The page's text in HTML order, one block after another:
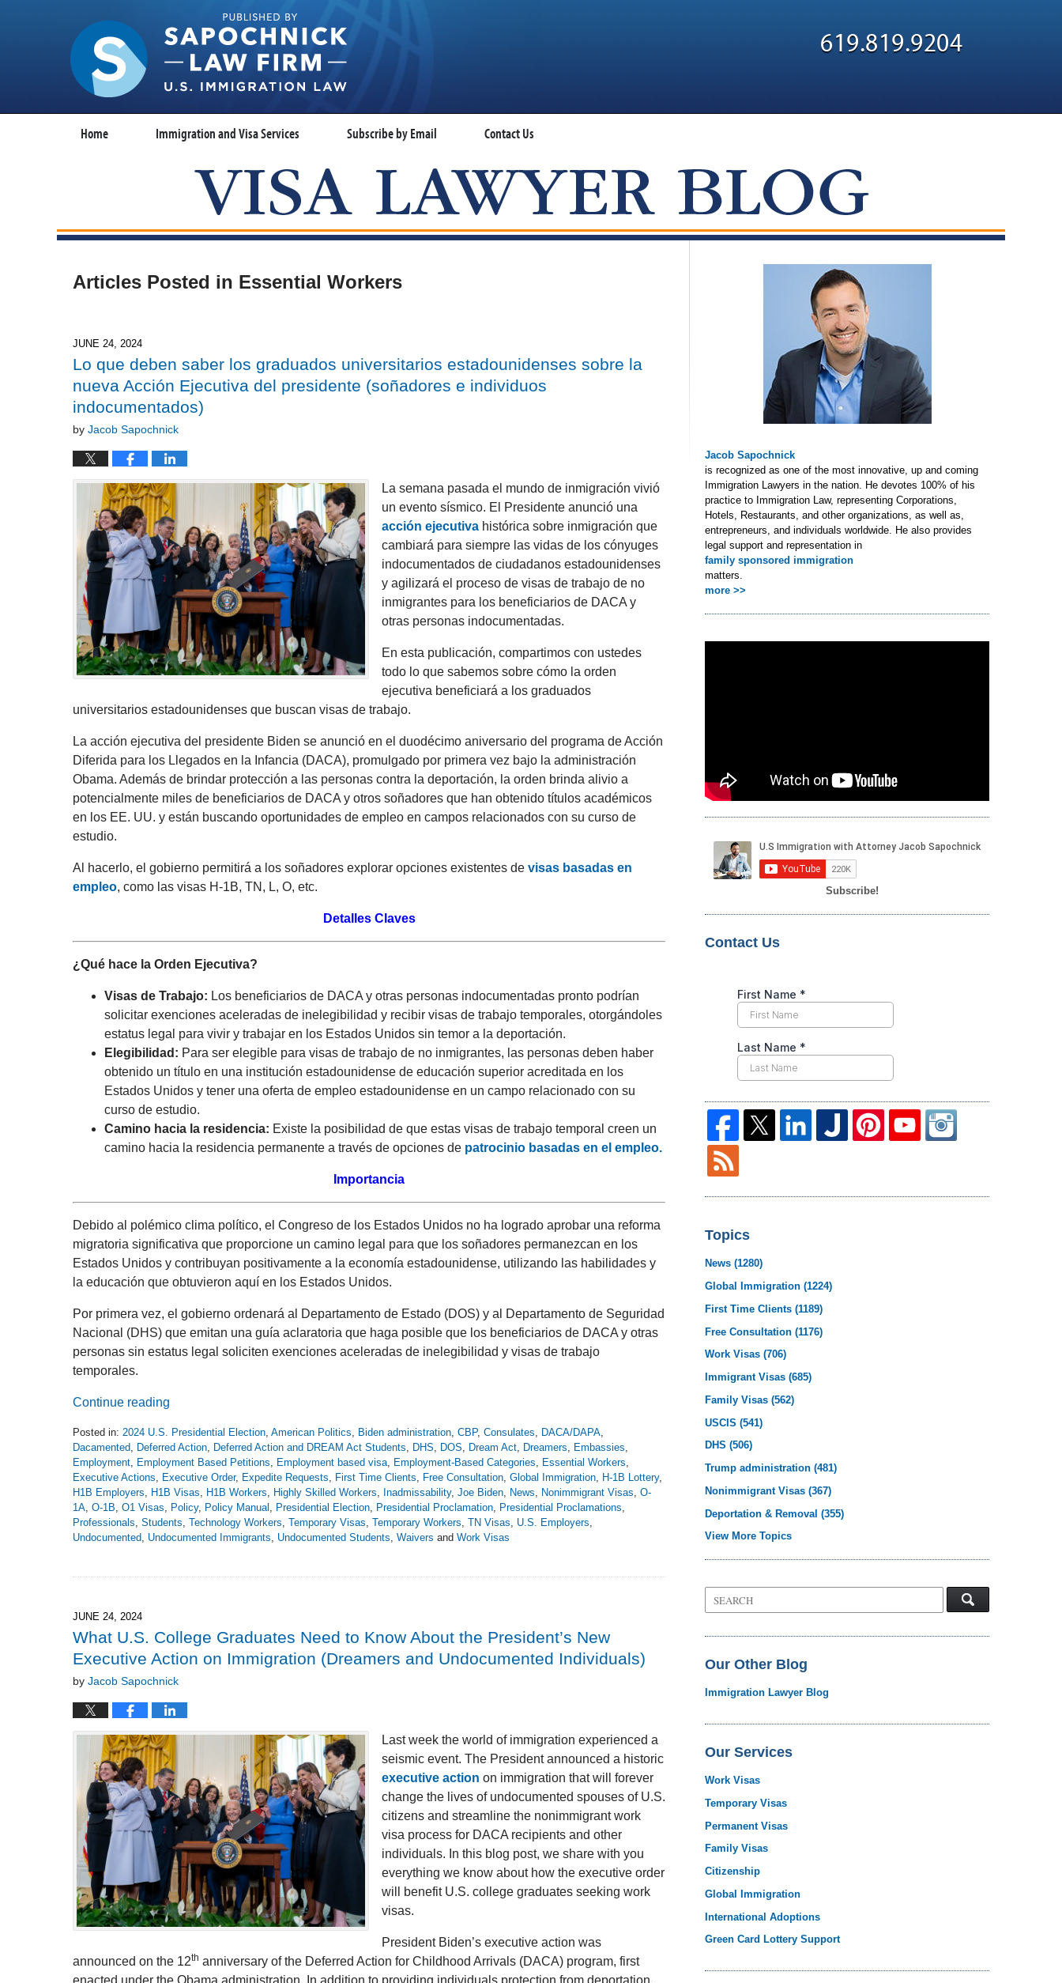
Home Immigration and Visa Services Subscribe by Email Contact Us
619.819.9204
VISA LAWYER BLOG
Articles Posted in Essential Workers
JUNE 24, 2024
Lo que deben saber los graduados universitarios estadounidenses sobre la
nueva Acción Ejecutiva del presidente (soñadores e individuos
indocumentados)
by Jacob Sapochnick
La semana pasada el mundo de inmigración vivió
un evento sísmico. El Presidente anunció una
acción ejecutiva histórica sobre inmigración que
cambiará para siempre las vidas de los cónyuges
indocumentados de ciudadanos estadounidenses
y agilizará el proceso de visas de trabajo de no
inmigrantes para los beneficiarios de DACA y
otras personas indocumentadas.
En esta publicación, compartimos con ustedes
todo lo que sabemos sobre cómo la orden
ejecutiva beneficiará a los graduados
universitarios estadounidenses que buscan visas de trabajo.
La acción ejecutiva del presidente Biden se anunció en el duodécimo aniversario del programa de Acción
Diferida para los Llegados en la Infancia (DACA), promulgado por primera vez bajo la administración
Obama. Además de brindar protección a las personas contra la deportación, la orden brinda alivio a
potencialmente miles de beneficiarios de DACA y otros soñadores que han obtenido títulos académicos
en los EE. UU. y están buscando oportunidades de empleo en campos relacionados con su curso de
estudio.
Al hacerlo, el gobierno permitirá a los soñadores explorar opciones existentes de visas basadas en
empleo, como las visas H-1B, TN, L, O, etc.
Detalles Claves
¿Qué hace la Orden Ejecutiva?
Visas de Trabajo: Los beneficiarios de DACA y otras personas indocumentadas pronto podrían
solicitar exenciones aceleradas de inelegibilidad y recibir visas de trabajo temporales, otorgándoles
estatus legal para vivir y trabajar en los Estados Unidos sin temor a la deportación.
Elegibilidad: Para ser elegible para visas de trabajo de no inmigrantes, las personas deben haber
obtenido un título en una institución estadounidense de educación superior acreditada en los
Estados Unidos y tener una oferta de empleo estadounidense en un campo relacionado con su
curso de estudio.
Camino hacia la residencia: Existe la posibilidad de que estas visas de trabajo temporal creen un
camino hacia la residencia permanente a través de opciones de patrocinio basadas en el empleo.
Importancia
Debido al polémico clima político, el Congreso de los Estados Unidos no ha logrado aprobar una reforma
migratoria significativa que proporcione un camino legal para que los soñadores permanezcan en los
Estados Unidos y contribuyan positivamente a la economía estadounidense, utilizando las habilidades y
la educación que obtuvieron aquí en los Estados Unidos.
Por primera vez, el gobierno ordenará al Departamento de Estado (DOS) y al Departamento de Seguridad
Nacional (DHS) que emitan una guía aclaratoria que haga posible que los beneficiarios de DACA y otras
personas sin estatus legal soliciten exenciones aceleradas de inelegibilidad y visas de trabajo
temporales.
Continue reading
Posted in: 2024 U.S. Presidential Election, American Politics, Biden administration, CBP, Consulates, DACA/DAPA,
Dacamented, Deferred Action, Deferred Action and DREAM Act Students, DHS, DOS, Dream Act, Dreamers, Embassies,
Employment, Employment Based Petitions, Employment based visa, Employment-Based Categories, Essential Workers,
Executive Actions, Executive Order, Expedite Requests, First Time Clients, Free Consultation, Global Immigration, H-1B Lottery,
H1B Employers, H1B Visas, H1B Workers, Highly Skilled Workers, Inadmissability, Joe Biden, News, Nonimmigrant Visas, O-
1A, O-1B, O1 Visas, Policy, Policy Manual , Presidential Election, Presidential Proclamation, Presidential Proclamations,
Professionals, Students, Technology Workers, Temporary Visas, Temporary Workers, TN Visas, U.S. Employers,
Undocumented, Undocumented Immigrants, Undocumented Students, Waivers and Work Visas
7:32
JUNE 24, 2024
What U.S. College Graduates Need to Know About the President’s New
Executive Action on Immigration (Dreamers and Undocumented Individuals)
by Jacob Sapochnick
Last week the world of immigration experienced a
seismic event. The President announced a historic
executive action on immigration that will forever
change the lives of undocumented spouses of U.S.
citizens and streamline the nonimmigrant work
visa process for DACA recipients and other
individuals. In this blog post, we share with you
everything we know about how the executive order
will benefit U.S. college graduates seeking work
visas.
President Biden’s executive action was
announced on the 12th anniversary of the Deferred Action for Childhood Arrivals (DACA) program, first
enacted under the Obama administration. In addition to providing individuals protection from deportation,
Jacob Sapochnick
is recognized as one of the most innovative, up and coming
Immigration Lawyers in the nation. He devotes 100% of his
practice to Immigration Law, representing Corporations,
Hotels, Restaurants, and other organizations, as well as,
entrepreneurs, and individuals worldwide. He also provides
legal support and representation in
family sponsored immigration
matters.
more >>
Subscribe!
Contact Us
Topics
News(1280)
Global Immigration(1224)
First Time Clients(1189)
Free Consultation(1176)
Work Visas(706)
Immigrant Visas(685)
Family Visas(562)
USCIS(541)
DHS(506)
Trump administration(481)
Nonimmigrant Visas(367)
Deportation & Removal(355)
View More Topics
on
Law
Our Other Blog
Immigration Lawyer Blog
Our Services
Work Visas
Temporary Visas
Permanent Visas
Family Visas
Citizenship
Global Immigration
International Adoptions
Green Card Lottery Support